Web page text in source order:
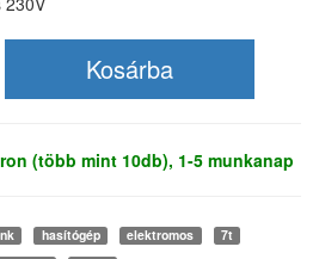
(több mint 10db), 1-5 munkanap
hasítógép elektromos
7t